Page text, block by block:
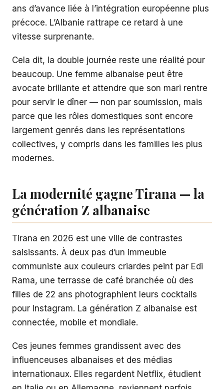
ans d’avance liée à l’intégration européenne plus
précoce. L’Albanie rattrape ce retard à une
vitesse surprenante.
Cela dit, la double journée reste une réalité pour
beaucoup. Une femme albanaise peut être
avocate brillante et attendre que son mari rentre
pour servir le dîner — non par soumission, mais
parce que les rôles domestiques sont encore
largement genrés dans les représentations
collectives, y compris dans les familles les plus
modernes.
La modernité gagne Tirana — la
génération Z albanaise
Tirana en 2026 est une ville de contrastes
saisissants. À deux pas d’un immeuble
communiste aux couleurs criardes peint par Edi
Rama, une terrasse de café branchée où des
filles de 22 ans photographient leurs cocktails
pour Instagram. La génération Z albanaise est
connectée, mobile et mondiale.
Ces jeunes femmes grandissent avec des
influenceuses albanaises et des médias
internationaux. Elles regardent Netflix, étudient